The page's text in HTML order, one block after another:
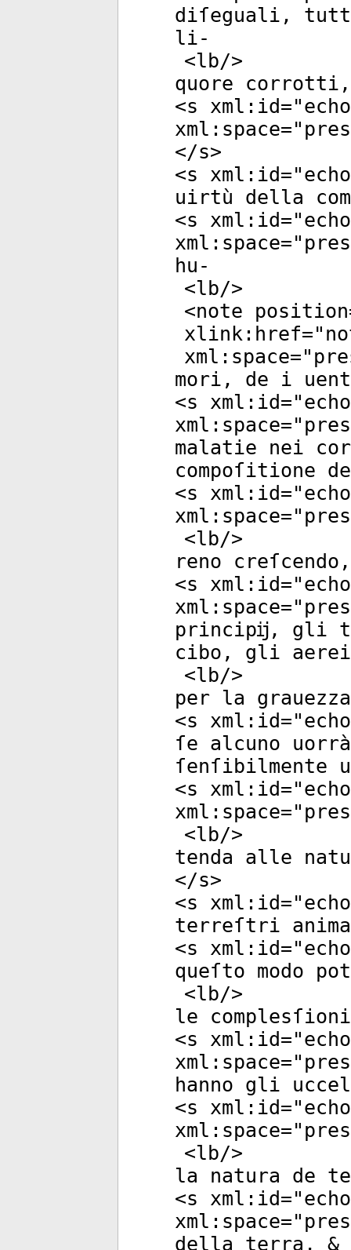
diſeguali,
li-
<lb/>
quore
<s xml:id="
xml:space="
</s>
<s xml:id="
uirtù della
<s xml:id="
xml:space="
hu-
<lb/>
<note position
xlink:href="
xml:space="
mori, de i
<s xml:id="
xml:space="
malatie nei
compoſitione
<s xml:id="
xml:space="
<lb/>
reno
<s xml:id="
xml:space="
principĳ, gli
cibo, gli
<lb/>
per la
<s xml:id="
ſe alcuno
ſenſibilmente
<s xml:id="
xml:space="
<lb/>
tenda alle
</s>
<s xml:id="
terreſtri
<s xml:id="
queſto modo
<lb/>
le
<s xml:id="
xml:space="
hanno gli
<s xml:id="
xml:space="
<lb/>
la natura de
<s xml:id="
xml:space="
della terra, &